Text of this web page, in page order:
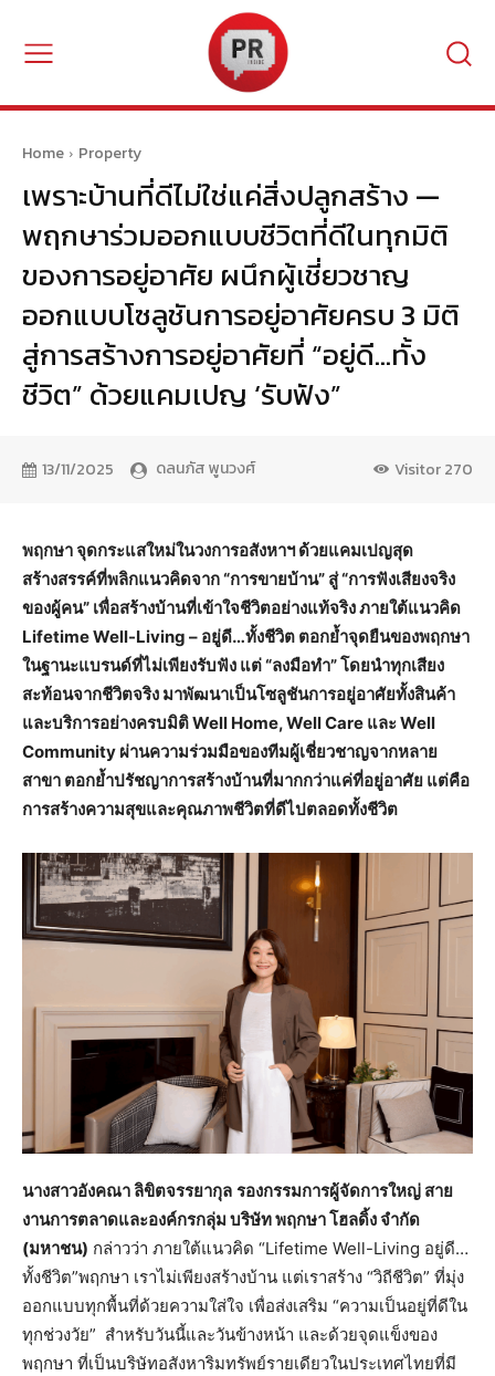
Home Property
เพราะบ้านที่ดีไม่ใช่แค่สิ่งปลูกสร้าง —
พฤกษาร่วมออกแบบชีวิตที่ดีในทุกมิติ
ของการอยู่อาศัย ผนึกผู้เชี่ยวชาญ
ออกแบบโซลูชันการอยู่อาศัยครบ 3 มิติ
สู่การสร้างการอยู่อาศัยที่ “อยู่ดี…ทั้ง
ชีวิต” ด้วยแคมเปญ ‘รับฟัง”
13/11/2025 ดลนภัส พูนวงศ์ Visitor270
พฤกษา จุดกระแสใหม่ในวงการอสังหาฯ ด้วยแคมเปญสุด
สร้างสรรค์ที่พลิกแนวคิดจาก “การขายบ้าน” สู่ “การฟังเสียงจริง
ของผู้คน” เพื่อสร้างบ้านที่เข้าใจชีวิตอย่างแท้จริง ภายใต้แนวคิด
Lifetime Well-Living – อยู่ดี…ทั้งชีวิต ตอกย้ำจุดยืนของพฤกษา
ในฐานะแบรนด์ที่ไม่เพียงรับฟัง แต่ “ลงมือทำ” โดยนำทุกเสียง
สะท้อนจากชีวิตจริง มาพัฒนาเป็นโซลูชันการอยู่อาศัยทั้งสินค้า
และบริการอย่างครบมิติ Well Home, Well Care และ Well
Community ผ่านความร่วมมือของทีมผู้เชี่ยวชาญจากหลาย
สาขา ตอกย้ำปรัชญาการสร้างบ้านที่มากกว่าแค่ที่อยู่อาศัย แต่คือ
การสร้างความสุขและคุณภาพชีวิตที่ดีไปตลอดทั้งชีวิต
นางสาวอังคณา ลิขิตจรรยากุล รองกรรมการผู้จัดการใหญ่ สาย
งานการตลาดและองค์กรกลุ่ม บริษัท พฤกษา โฮลดิ้ง จำกัด
(มหาชน) กล่าวว่า ภายใต้แนวคิด “Lifetime Well-Living อยู่ดี…
ทั้งชีวิต”พฤกษา เราไม่เพียงสร้างบ้าน แต่เราสร้าง “วิถีชีวิต” ที่มุ่ง
ออกแบบทุกพื้นที่ด้วยความใส่ใจ เพื่อส่งเสริม “ความเป็นอยู่ที่ดีใน
ทุกช่วงวัย” สำหรับวันนี้และวันข้างหน้า และด้วยจุดแข็งของ
พฤกษา ที่เป็นบริษัทอสังหาริมทรัพย์รายเดียวในประเทศไทยที่มี